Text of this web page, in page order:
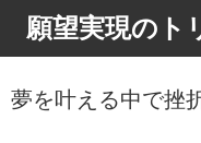
願望実現のト
夢を叶える中で挫